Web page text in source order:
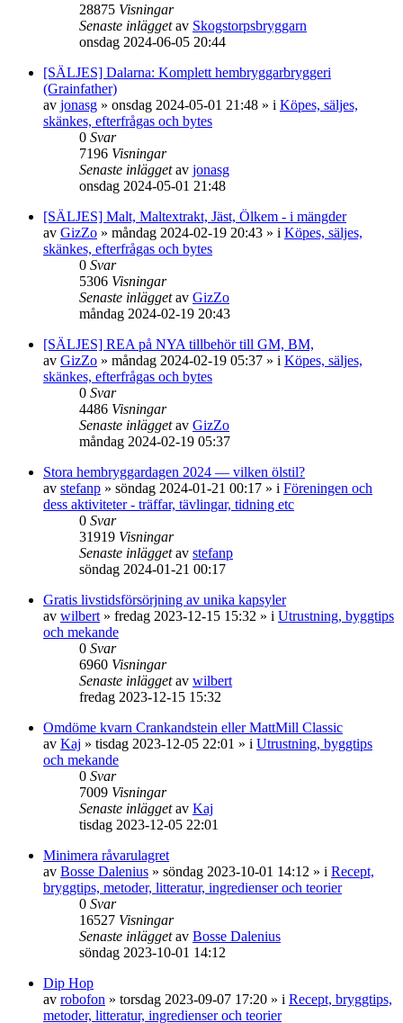
28875 Visningar
Senaste inläggetav Skogstorpsbryggarn
onsdag 2024-06-05 20:44
[SÄLJES] Dalarna: Komplett hembryggarbryggeri
(Grainfather)
av jonasg » onsdag 2024-05-01 21:48 » i Köpes, säljes,
skänkes, efterfrågas och bytes
0 Svar
7196 Visningar
Senaste inläggetav jonasg
onsdag 2024-05-01 21:48
[SÄLJES] Malt, Maltextrakt, Jäst, Ölkem - i mängder
av GizZo » måndag 2024-02-19 20:43 » i Köpes, säljes,
skänkes, efterfrågas och bytes
0 Svar
5306 Visningar
Senaste inläggetav GizZo
måndag 2024-02-19 20:43
[SÄLJES] REA på NYA tillbehör till GM, BM,
av GizZo » måndag 2024-02-19 05:37 » i Köpes, säljes,
skänkes, efterfrågas och bytes
0 Svar
4486 Visningar
Senaste inläggetav GizZo
måndag 2024-02-19 05:37
Stora hembryggardagen 2024 — vilken ölstil?
av stefanp » söndag 2024-01-21 00:17 » i Föreningen och
dess aktiviteter - träffar, tävlingar, tidning etc
0 Svar
31919 Visningar
Senaste inläggetav stefanp
söndag 2024-01-21 00:17
Gratis livstidsförsörjning av unika kapsyler
av wilbert » fredag 2023-12-15 15:32 » i Utrustning, byggtips
och mekande
0 Svar
6960 Visningar
Senaste inläggetav wilbert
fredag 2023-12-15 15:32
Omdöme kvarn Crankandstein eller MattMill Classic
av Kaj » tisdag 2023-12-05 22:01 » i Utrustning, byggtips
och mekande
0 Svar
7009 Visningar
Senaste inläggetav Kaj
tisdag 2023-12-05 22:01
Minimera råvarulagret
av Bosse Dalenius » söndag 2023-10-01 14:12 » i Recept,
bryggtips, metoder, litteratur, ingredienser och teorier
0 Svar
16527 Visningar
Senaste inläggetav Bosse Dalenius
söndag 2023-10-01 14:12
Dip Hop
av robofon » torsdag 2023-09-07 17:20 » i Recept, bryggtips,
metoder, litteratur, ingredienser och teorier